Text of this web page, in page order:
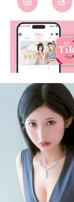
■カラーバリエーション